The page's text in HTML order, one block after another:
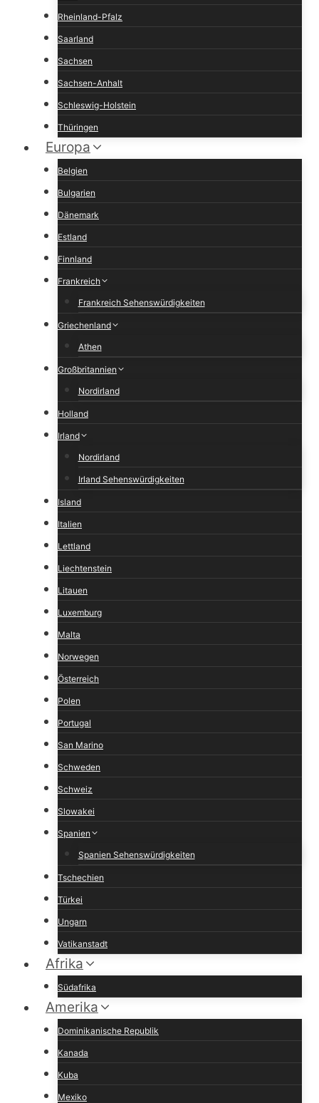
Rheinland-Pfalz
Saarland
Sachsen
Sachsen-Anhalt
Schleswig-Holstein
Thüringen
Europa
Belgien
Bulgarien
Dänemark
Estland
Finnland
Frankreich
Frankreich Sehenswürdigkeiten
Griechenland
Athen
Großbritannien
Nordirland
Holland
Irland
Nordirland
Irland Sehenswürdigkeiten
Island
Italien
Lettland
Liechtenstein
Litauen
Luxemburg
Malta
Norwegen
Österreich
Polen
Portugal
San Marino
Schweden
Schweiz
Slowakei
Spanien
Spanien Sehenswürdigkeiten
Tschechien
Türkei
Ungarn
Vatikanstadt
Afrika
Südafrika
Amerika
Dominikanische Republik
Kanada
Kuba
Mexiko